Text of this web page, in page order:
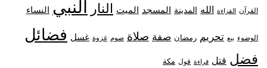
القرآن القراءة الله المدينة المسجد الميت النار النبي النساء
الوضوء بيع تحريم رمضان صفة صلاة صوم غزوة غسل فضائل
فضل قتل قراءة قول مكة